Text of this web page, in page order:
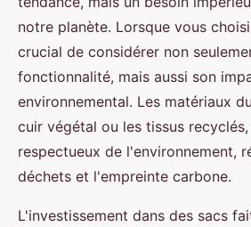
notre planète. Lorsque vous
crucial de considérer non
fonctionnalité, mais aussi son
environnemental. Les matériaux
cuir végétal ou les tissus
respectueux de l'environnement,
déchets et l'empreinte carbone.
L'investissement dans des sacs